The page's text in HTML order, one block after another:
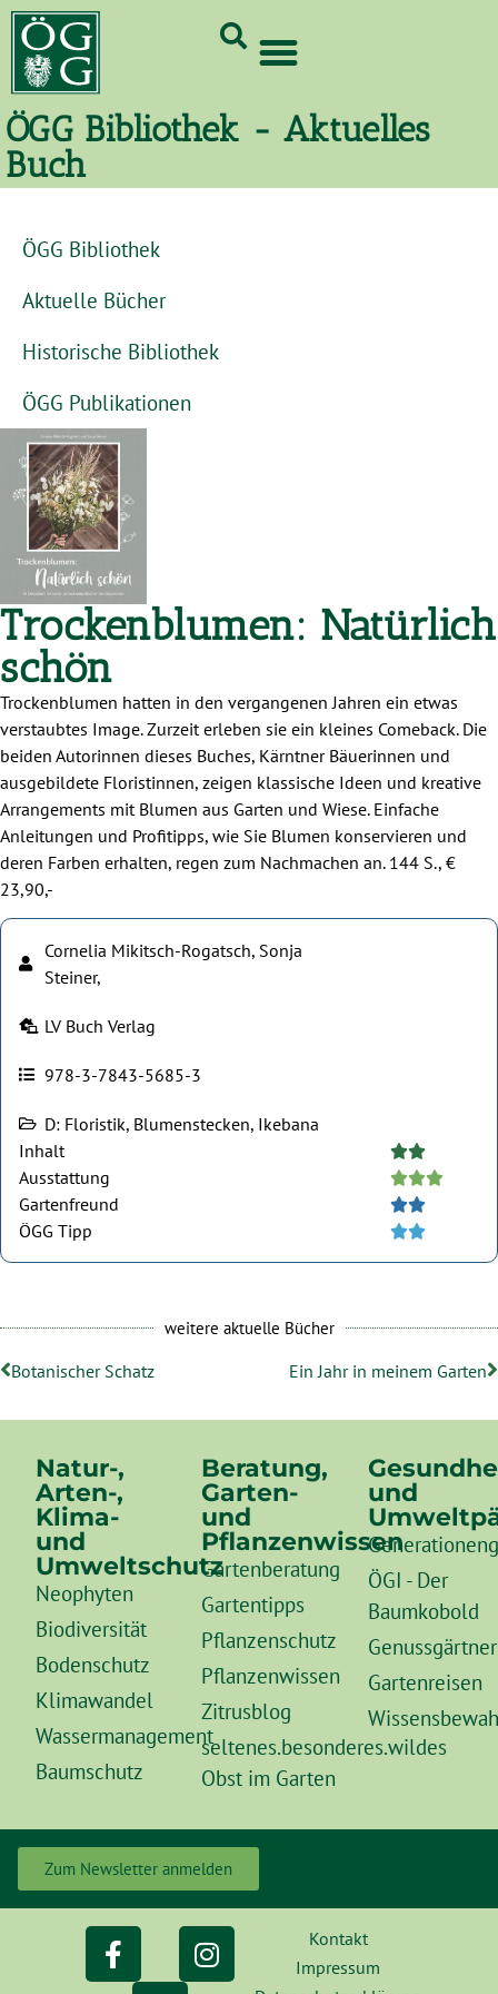
ÖGG Bibliothek - Aktuelles
Buch
ÖGG Bibliothek
Aktuelle Bücher
Historische Bibliothek
ÖGG Publikationen
Trockenblumen: Natürlich
schön
Trockenblumen hatten in den vergangenen Jahren ein etwas
verstaubtes Image. Zurzeit erleben sie ein kleines Comeback. Die
beiden Autorinnen dieses Buches, Kärntner Bäuerinnen und
ausgebildete Floristinnen, zeigen klassische Ideen und kreative
Arrangements mit Blumen aus Garten und Wiese. Einfache
Anleitungen und Profitipps, wie Sie Blumen konservieren und
deren Farben erhalten, regen zum Nachmachen an. 144 S., €
23,90,-
Cornelia Mikitsch-Rogatsch, Sonja
Steiner,
LV Buch Verlag
978-3-7843-5685-3
D: Floristik, Blumenstecken, Ikebana
Inhalt

Ausstattung 
Gartenfreund 
ÖGG Tipp 
weitere aktuelle Bücher
Botanischer Schatz Ein Jahr in meinem Garten
Natur-,
Arten-,
Klima-
und
Umweltschutz
Neophyten
Biodiversität
Bodenschutz
Klimawandel
Wassermanagement
Baumschutz
Beratung,
Garten-
und
Pflanzenwissen
Gartenberatung
Gartentipps
Pflanzenschutz
Pflanzenwissen
Zitrusblog
seltenes.besonderes.wildes
Obst im Garten
und
ÖGI - Der
Baumkobold
Gartenreisen
Zum Newsletter anmelden
Kontakt
Impressum